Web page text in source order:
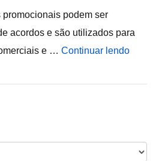
podem ser
acordos e são utilizados para
e … Continuar lendo